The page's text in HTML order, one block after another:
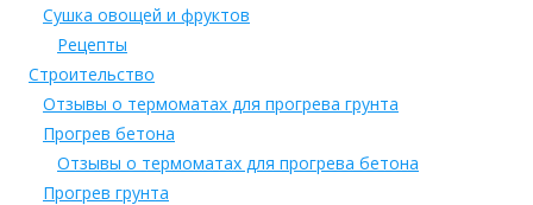
Сушка овощей и фруктов
Рецепты
Строительство
Отзывы о термоматах для прогрева грунта
Прогрев бетона
Отзывы о термоматах для прогрева бетона
Прогрев грунта